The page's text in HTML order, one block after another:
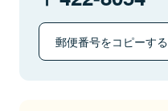
郵便番号をコピーする